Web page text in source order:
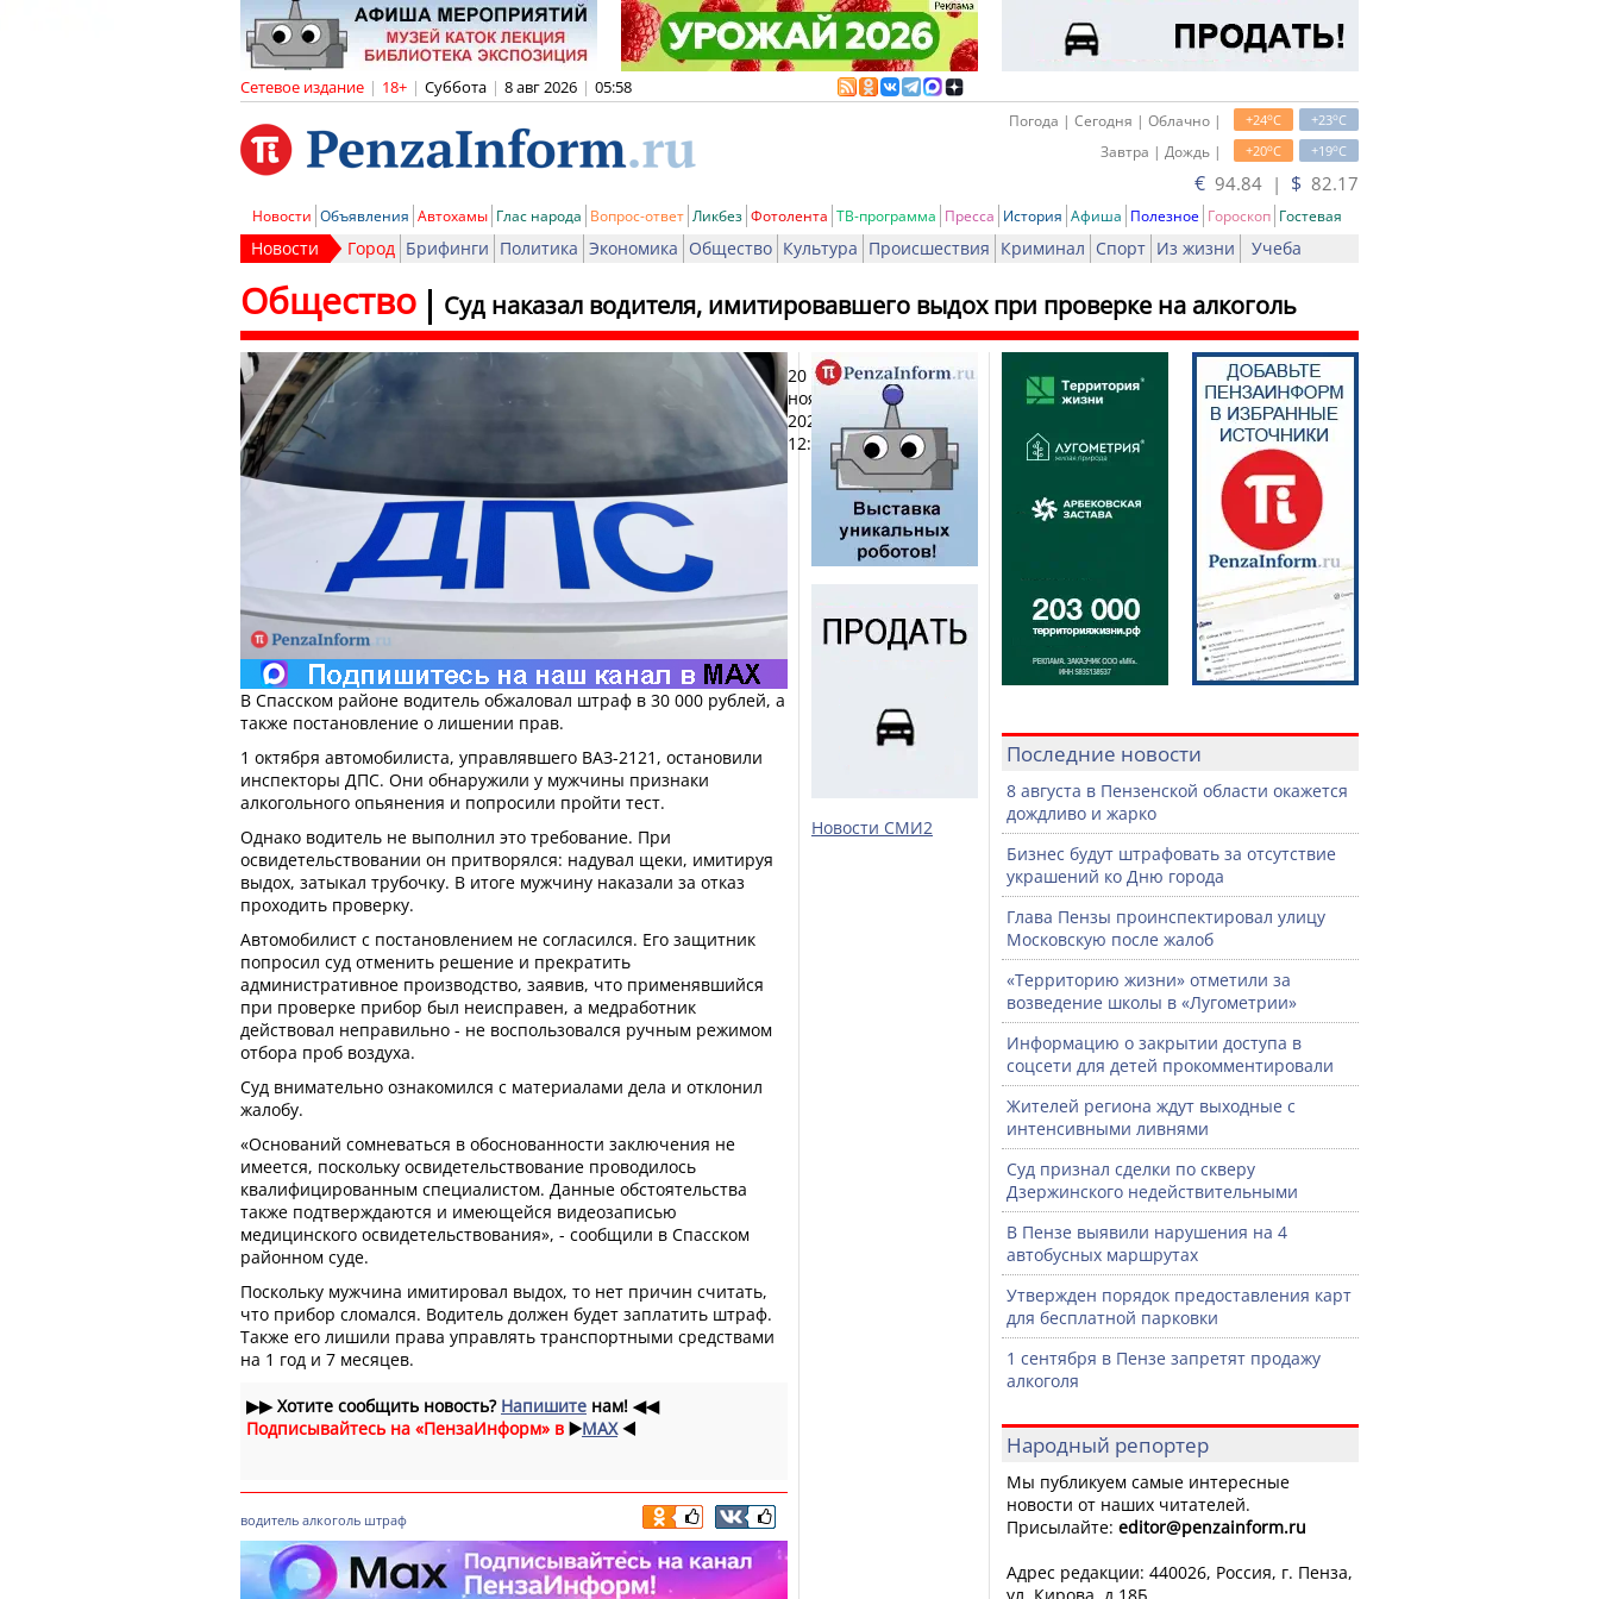
Сетевое издание | 18+ | Суббота | 8 авг 2026 | 05:58
+23oC
+24oC
Погода | Сегодня | Облачно |
+19oC
+20oC
Завтра | Дождь |
€ 94.84 | $ 82.17
Новости Объявления Автохамы Глас народа Вопрос-ответ Ликбез Фотолента ТВ-программа Пресса История Афиша Полезное Гороскоп Гостевая
Новости Город Брифинги Политика Экономика Общество Культура Происшествия Криминал Спорт Из жизни Учеба
Суд наказал водителя, имитировавшего выдох при проверке на алкоголь
Общество
20
ноября
2024,
12:40
Печать
В Спасском районе водитель обжаловал штраф в 30 000 рублей, а
также постановление о лишении прав.
1 октября автомобилиста, управлявшего ВАЗ-2121, остановили
инспекторы ДПС. Они обнаружили у мужчины признаки
алкогольного опьянения и попросили пройти тест.
Однако водитель не выполнил это требование. При
освидетельствовании он притворялся: надувал щеки, имитируя
выдох, затыкал трубочку. В итоге мужчину наказали за отказ
проходить проверку.
Автомобилист с постановлением не согласился. Его защитник
попросил суд отменить решение и прекратить
административное производство, заявив, что применявшийся
при проверке прибор был неисправен, а медработник
действовал неправильно - не воспользовался ручным режимом
отбора проб воздуха.
Суд внимательно ознакомился с материалами дела и отклонил
жалобу.
«Оснований сомневаться в обоснованности заключения не
имеется, поскольку освидетельствование проводилось
квалифицированным специалистом. Данные обстоятельства
также подтверждаются и имеющейся видеозаписью
медицинского освидетельствования», - сообщили в Спасском
районном суде.
Поскольку мужчина имитировал выдох, то нет причин считать,
что прибор сломался. Водитель должен будет заплатить штраф.
Также его лишили права управлять транспортными средствами
на 1 год и 7 месяцев.
▶▶Хотите сообщить новость? Напишите нам! ◀◀
Подписывайтесь на «ПензаИнформ» в ▶️MAX ◀️
водитель алкоголь штраф
Новости СМИ2
Последние новости
8 августа в Пензенской области окажется
дождливо и жарко
Бизнес будут штрафовать за отсутствие
украшений ко Дню города
Глава Пензы проинспектировал улицу
Московскую после жалоб
«Территорию жизни» отметили за
возведение школы в «Лугометрии»
Информацию о закрытии доступа в
соцсети для детей прокомментировали
Жителей региона ждут выходные с
интенсивными ливнями
Суд признал сделки по скверу
Дзержинского недействительными
В Пензе выявили нарушения на 4
автобусных маршрутах
Утвержден порядок предоставления карт
для бесплатной парковки
1 сентября в Пензе запретят продажу
алкоголя
Народный репортер
Мы публикуем самые интересные
новости от наших читателей.
Присылайте: editor@penzainform.ru
Адрес редакции: 440026, Россия, г. Пенза,